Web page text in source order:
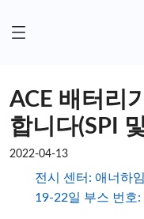
ACE 배터리
합니다(SPI
2022-04-13
전시 센터: 애너하
19-22일 부스 번호